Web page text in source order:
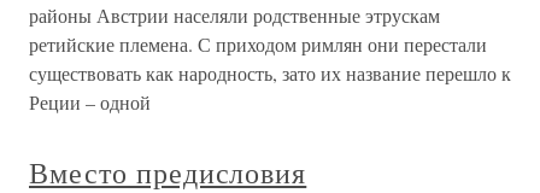
районы Австрии населяли родственные этрускам
ретийские племена. С приходом римлян они перестали
существовать как народность, зато их название перешло к
Реции – одной
Вместо предисловия